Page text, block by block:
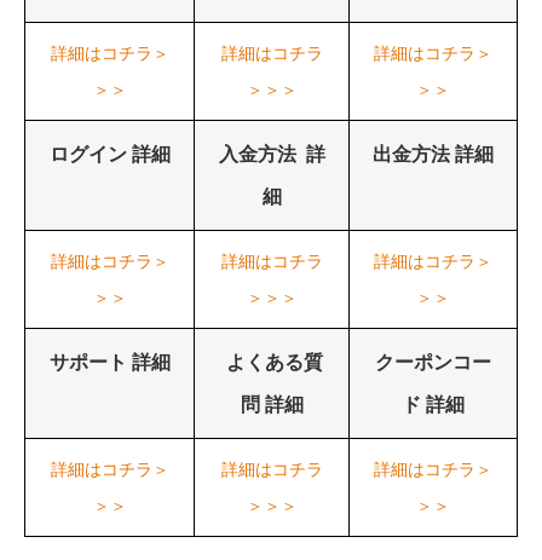
詳細はコチラ＞
＞＞
詳細はコチラ
＞＞＞
詳細はコチラ＞
＞＞
ログイン 詳細 入金方法 詳
細
出金方法 詳細
詳細はコチラ＞
＞＞
詳細はコチラ
＞＞＞
詳細はコチラ＞
＞＞
サポート 詳細 よくある質
問 詳細
クーポンコー
ド 詳細
詳細はコチラ＞
＞＞
詳細はコチラ
＞＞＞
詳細はコチラ＞
＞＞